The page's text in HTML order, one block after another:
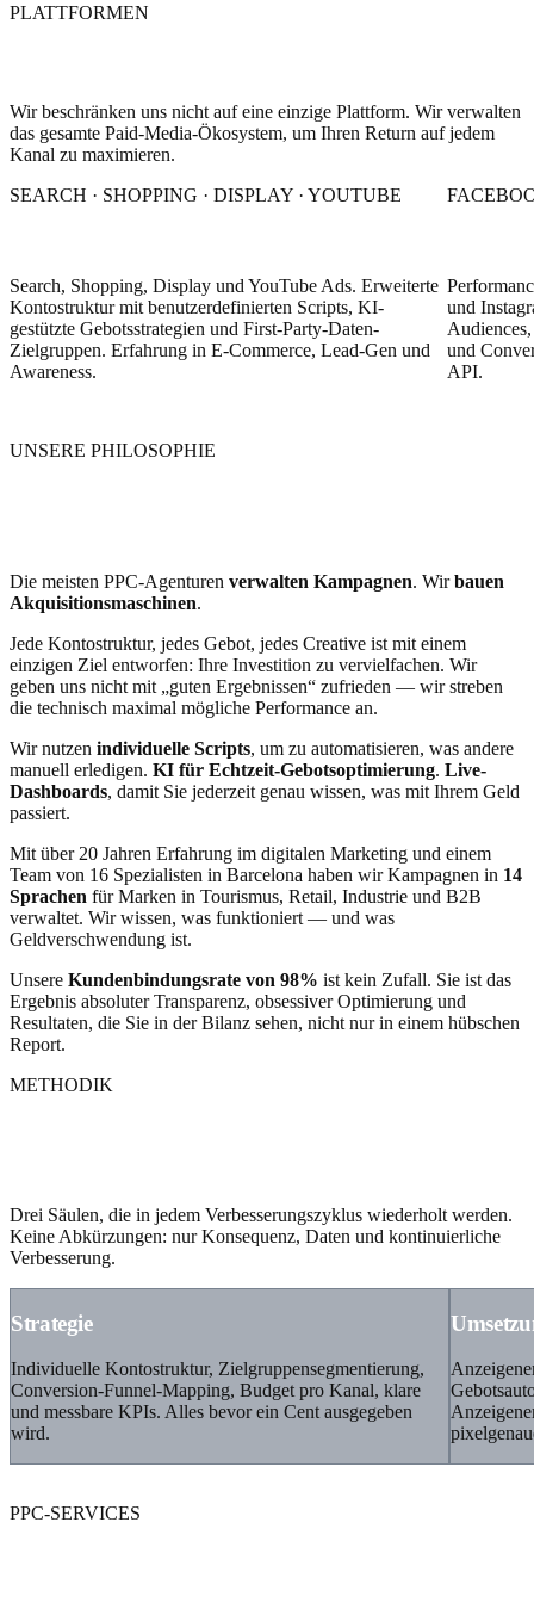
Alpecin
SX Festival
Dreamlove
PLATTFORMEN
Wir beschränken uns nicht auf eine einzige Plattform. Wir verwalten
das gesamte Paid-Media-Ökosystem, um Ihren Return auf jedem
Kanal zu maximieren.
SEARCH · SHOPPING · DISPLAY · YOUTUBE
Search, Shopping, Display und YouTube Ads. Erweiterte
Kontostruktur mit benutzerdefinierten Scripts, KI-
gestützte Gebotsstrategien und First-Party-Daten-
Zielgruppen. Erfahrung in E-Commerce, Lead-Gen und
Awareness.
und
und
API.
UNSERE PHILOSOPHIE
Die meisten PPC-Agenturen verwalten Kampagnen. Wirbauen
Akquisitionsmaschinen.
Jede Kontostruktur, jedes Gebot, jedes Creative ist mit einem
einzigen Ziel entworfen: Ihre Investition zu vervielfachen. Wir
geben uns nicht mit „guten Ergebnissen“ zufrieden — wir streben
die technisch maximal mögliche Performance an.
Wir nutzen individuelle Scripts, um zu automatisieren, was andere
manuell erledigen. KI für Echtzeit-Gebotsoptimierung. Live-
Dashboards, damit Sie jederzeit genau wissen, was mit Ihrem Geld
passiert.
Mit über 20 Jahren Erfahrung im digitalen Marketing und einem
Team von 16 Spezialisten in Barcelona haben wir Kampagnen in 14
Sprachen für Marken in Tourismus, Retail, Industrie und B2B
verwaltet. Wir wissen, was funktioniert — und was
Geldverschwendung ist.
Unsere Kundenbindungsrate von 98% ist kein Zufall. Sie ist das
Ergebnis absoluter Transparenz, obsessiver Optimierung und
Resultaten, die Sie in der Bilanz sehen, nicht nur in einem hübschen
Report.
METHODIK
Drei Säulen, die in jedem Verbesserungszyklus wiederholt werden.
Keine Abkürzungen: nur Konsequenz, Daten und kontinuierliche
Verbesserung.
Strategie
Individuelle Kontostruktur, Zielgruppensegmentierung,
Conversion-Funnel-Mapping, Budget pro Kanal, klare
und messbare KPIs. Alles bevor ein Cent ausgegeben
wird.
PPC-SERVICES